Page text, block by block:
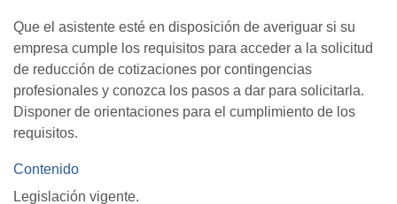
Que el asistente esté en disposición de averiguar si su
empresa cumple los requisitos para acceder a la solicitud
de reducción de cotizaciones por contingencias
profesionales y conozca los pasos a dar para solicitarla.
Disponer de orientaciones para el cumplimiento de los
requisitos.
Contenido
Legislación vigente.